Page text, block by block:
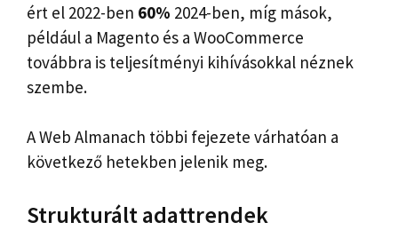
ért el 2022-ben 60% 2024-ben, míg mások,
például a Magento és a WooCommerce
továbbra is teljesítményi kihívásokkal néznek
szembe.
A Web Almanach többi fejezete várhatóan a
következő hetekben jelenik meg.
Strukturált adattrendek